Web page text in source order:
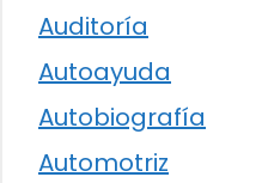
Auditoría
Autoayuda
Autobiografía
Automotriz